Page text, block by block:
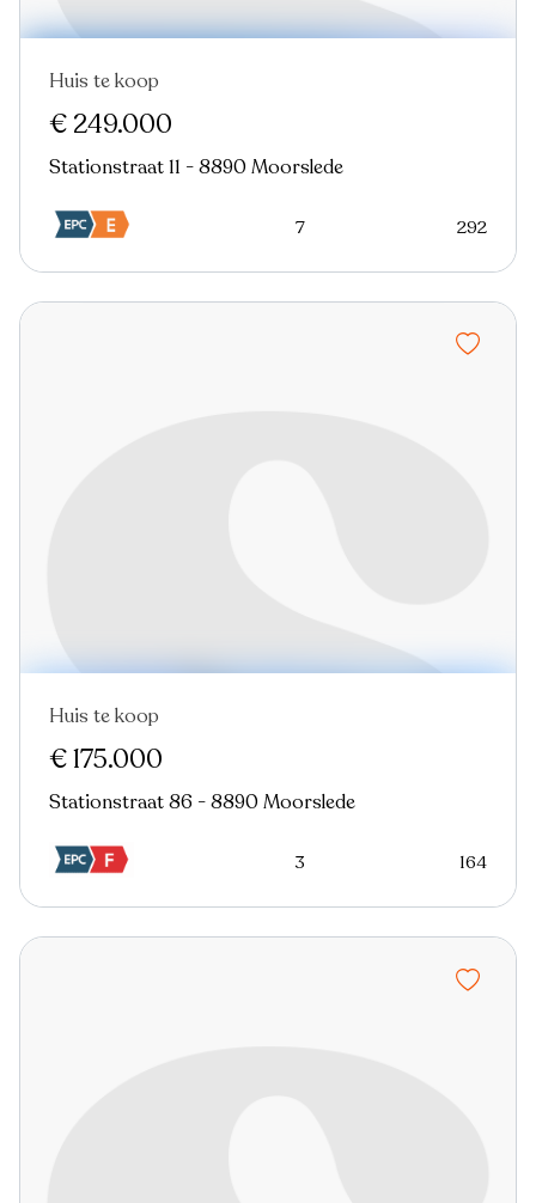
Huis te koop
€ 249.000
Stationstraat 11 - 8890 Moorslede
7 292
Huis te koop
€ 175.000
Stationstraat 86 - 8890 Moorslede
3 164